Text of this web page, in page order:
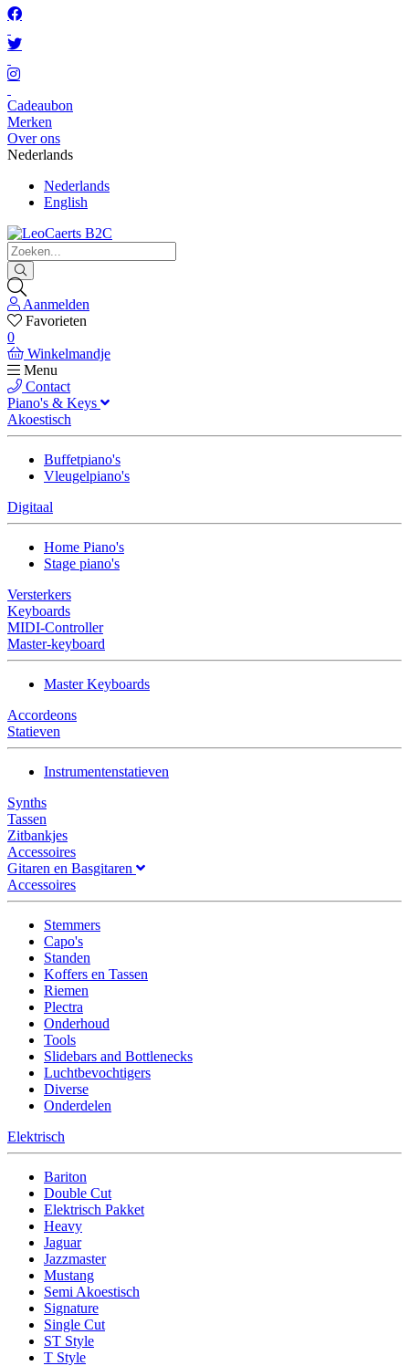
Cadeaubon
Merken
Over ons
Nederlands
Nederlands
English
Aanmelden
Favorieten
0
Winkelmandje
Menu
Contact
Piano's & Keys
Akoestisch
Buffetpiano's
Vleugelpiano's
Digitaal
Home Piano's
Stage piano's
Versterkers
Keyboards
MIDI-Controller
Master-keyboard
Master Keyboards
Accordeons
Statieven
Instrumentenstatieven
Synths
Tassen
Zitbankjes
Accessoires
Gitaren en Basgitaren
Accessoires
Stemmers
Capo's
Standen
Koffers en Tassen
Riemen
Plectra
Onderhoud
Tools
Slidebars and Bottlenecks
Luchtbevochtigers
Diverse
Onderdelen
Elektrisch
Bariton
Double Cut
Elektrisch Pakket
Heavy
Jaguar
Jazzmaster
Mustang
Semi Akoestisch
Signature
Single Cut
ST Style
T Style